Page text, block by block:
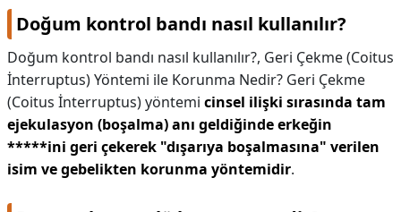
Doğum kontrol bandı nasıl kullanılır?
Doğum kontrol bandı nasıl kullanılır?, Geri Çekme (Coitus
İnterruptus) Yöntemi ile Korunma Nedir? Geri Çekme
(Coitus İnterruptus) yöntemi cinsel ilişki sırasında tam
ejekulasyon (boşalma) anı geldiğinde erkeğin
*****ini geri çekerek "dışarıya boşalmasına" verilen
isim ve gebelikten korunma yöntemidir.